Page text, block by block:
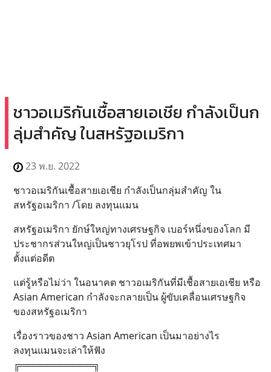
ชาวอเมริกันเชื้อสายเอเชีย กำลังเป็นก
ลุ่มสำคัญ ในสหรัฐอเมริกา
23 พ.ย. 2022
ชาวอเมริกันเชื้อสายเอเชีย กำลังเป็นกลุ่มสำคัญ ใน
สหรัฐอเมริกา /โดย ลงทุนแมน
สหรัฐอเมริกา ยักษ์ใหญ่ทางเศรษฐกิจ เบอร์หนึ่งของโลก มี
ประชากรส่วนใหญ่เป็นชาวยุโรป ที่อพยพเข้าประเทศมา
ตั้งแต่อดีต
แต่รู้หรือไม่ว่า ในอนาคต ชาวอเมริกันที่มีเชื้อสายเอเชีย หรือ
Asian American กำลังจะกลายเป็น ผู้ขับเคลื่อนเศรษฐกิจ
ของสหรัฐอเมริกา
เรื่องราวของชาว Asian American เป็นมาอย่างไร
ลงทุนแมนจะเล่าให้ฟัง
╔═══════════╗